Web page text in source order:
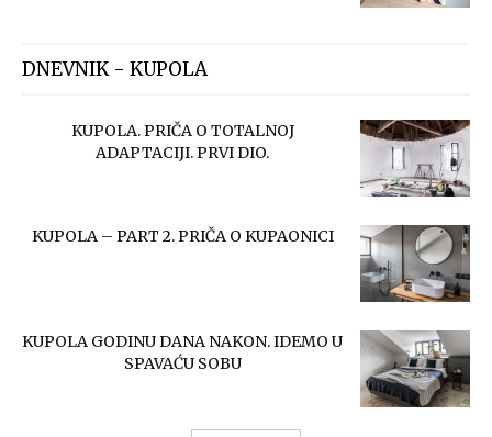
DNEVNIK - KUPOLA
KUPOLA. PRIČA O TOTALNOJ
ADAPTACIJI. PRVI DIO.
KUPOLA – PART 2. PRIČA O KUPAONICI
KUPOLA GODINU DANA NAKON. IDEMO U
SPAVAĆU SOBU